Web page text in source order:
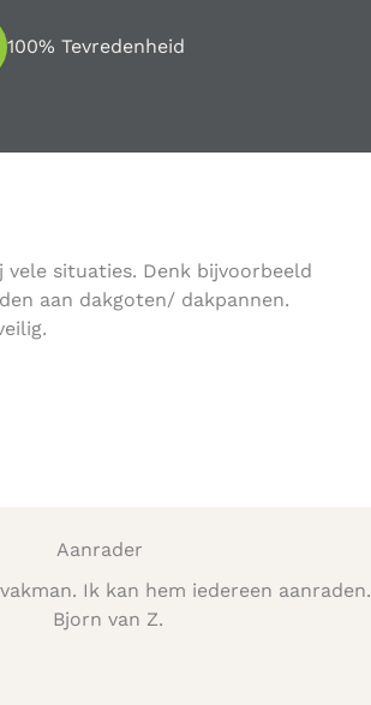
100% Tevredenheid
situaties. Denk bijvoorbeeld
aan dakgoten/ dakpannen.
Aanrader
Ik kan hem iedereen aanraden.
Bjorn van Z.